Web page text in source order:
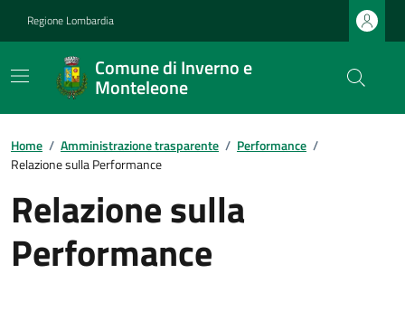
Regione Lombardia
Comune di Inverno e
Monteleone
Home / Amministrazione trasparente / Performance /
Relazione sulla Performance
Relazione sulla
Performance